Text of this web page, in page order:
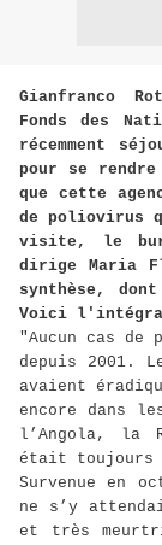
Gianfranco
Fonds des
récemment
pour se
que cette
de poliovirus
visite, le
dirige Maria
synthèse, dont
Voici
"Aucun cas de
depuis 2001.
avaient
encore dans
l’Angola, la
était toujours
Survenue en
ne s’y
et très